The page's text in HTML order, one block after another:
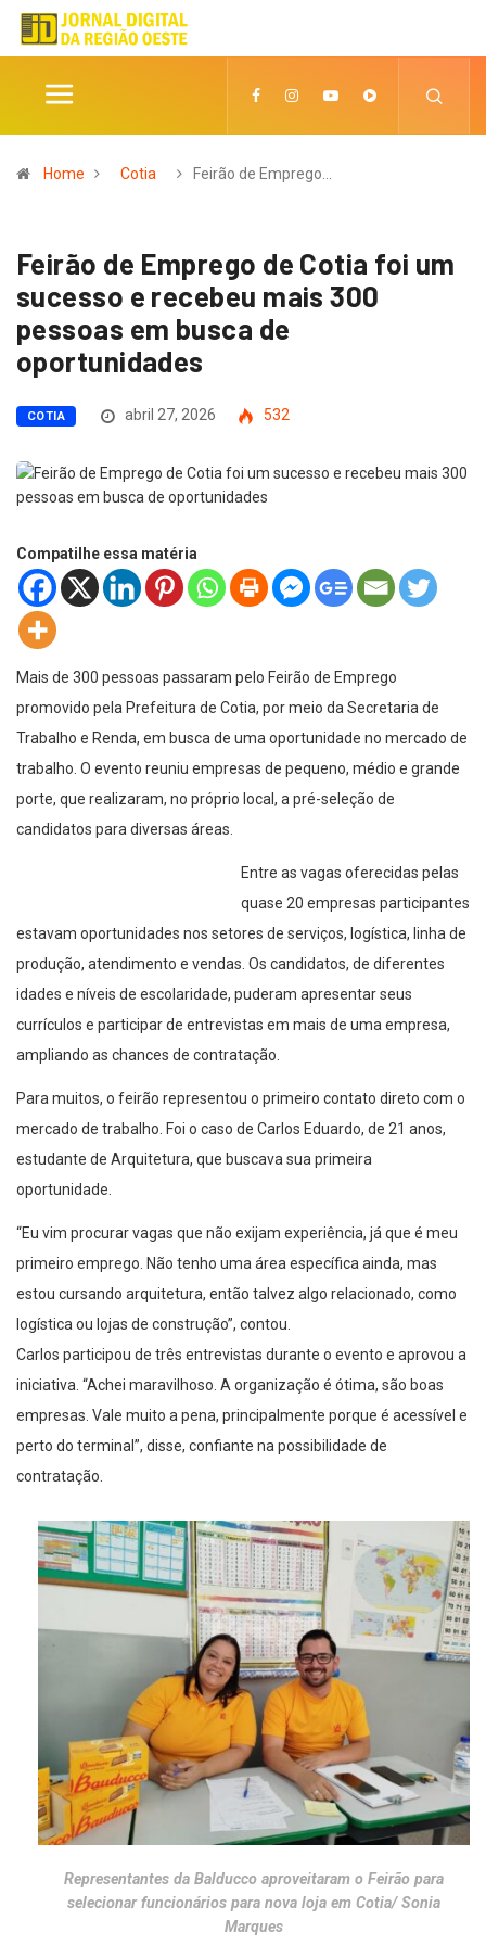
Home Cotia Feirão de Emprego…
Feirão de Emprego de Cotia foi um
sucesso e recebeu mais 300
pessoas em busca de
oportunidades
COTIA abril 27, 2026 532
Compatilhe essa matéria
Mais de 300 pessoas passaram pelo Feirão de Emprego
promovido pela Prefeitura de Cotia, por meio da Secretaria de
Trabalho e Renda, em busca de uma oportunidade no mercado de
trabalho. O evento reuniu empresas de pequeno, médio e grande
porte, que realizaram, no próprio local, a pré-seleção de
candidatos para diversas áreas.
Entre as vagas oferecidas pelas
quase 20 empresas participantes
estavam oportunidades nos setores de serviços, logística, linha de
produção, atendimento e vendas. Os candidatos, de diferentes
idades e níveis de escolaridade, puderam apresentar seus
currículos e participar de entrevistas em mais de uma empresa,
ampliando as chances de contratação.
Para muitos, o feirão representou o primeiro contato direto com o
mercado de trabalho. Foi o caso de Carlos Eduardo, de 21 anos,
estudante de Arquitetura, que buscava sua primeira
oportunidade.
“Eu vim procurar vagas que não exijam experiência, já que é meu
primeiro emprego. Não tenho uma área específica ainda, mas
estou cursando arquitetura, então talvez algo relacionado, como
logística ou lojas de construção”, contou.
Carlos participou de três entrevistas durante o evento e aprovou a
iniciativa. “Achei maravilhoso. A organização é ótima, são boas
empresas. Vale muito a pena, principalmente porque é acessível e
perto do terminal”, disse, confiante na possibilidade de
contratação.
Representantes da Balducco aproveitaram o Feirão para
selecionar funcionários para nova loja em Cotia/ Sonia
Marques